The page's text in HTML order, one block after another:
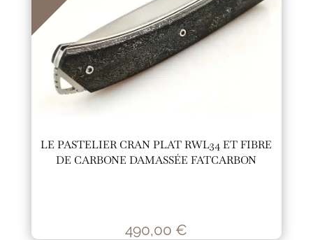
LE PASTELIER CRAN PLAT RWL34 ET FIBRE
DE CARBONE DAMASSÉE FATCARBON
490,00 €